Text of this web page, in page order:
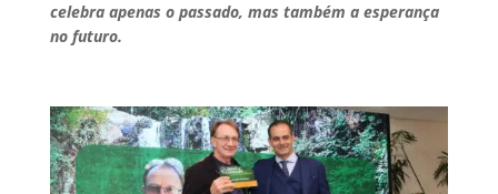
celebra apenas o passado, mas também a esperança
no futuro.